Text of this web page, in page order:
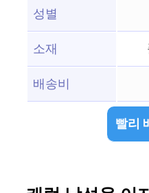
성별
소재
배송비
빨리